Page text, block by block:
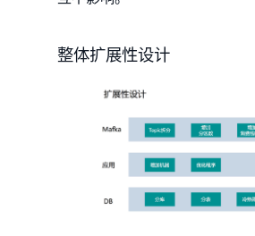
整体扩展性设计